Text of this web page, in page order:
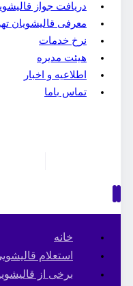
دریافت جواز
معرفی قالیشویان
نرخ خدمات
هیئت مدیره
اطلاعیه و اخبار
تماس باما
خانه
استعلام
برخی از